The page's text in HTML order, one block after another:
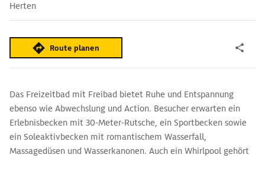
Herten
Route planen
Das Freizeitbad mit Freibad bietet Ruhe und Entspannung
ebenso wie Abwechslung und Action. Besucher erwarten ein
Erlebnisbecken mit 30-Meter-Rutsche, ein Sportbecken sowie
ein Soleaktivbecken mit romantischem Wasserfall,
Massagedüsen und Wasserkanonen. Auch ein Whirlpool gehört